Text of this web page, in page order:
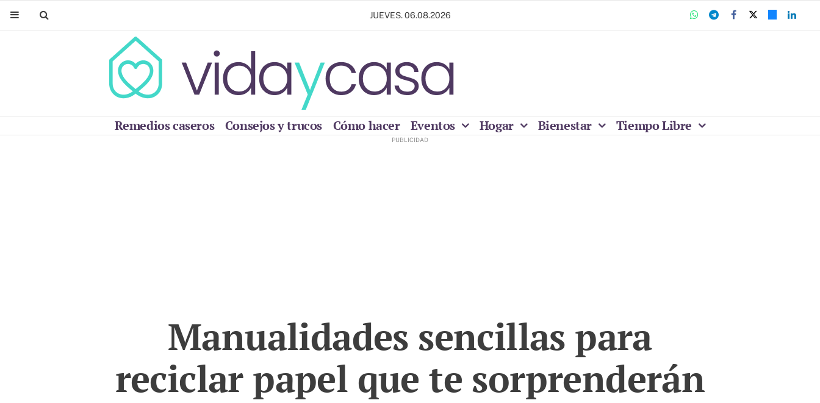
JUEVES. 06.08.2026
Remedios caseros Consejos y trucos Cómo hacer Eventos Hogar Bienestar Tiempo Libre
Manualidades sencillas para
reciclar papel que te sorprenderán